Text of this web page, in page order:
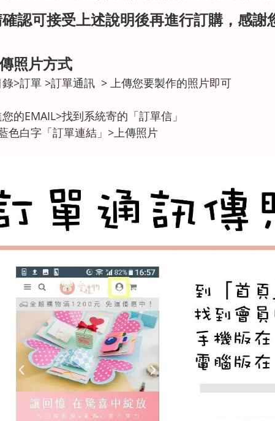
認可接受上述說明後再進行訂購，感謝
照片方式
>訂單 >訂單通訊 > 上傳您要製作的照片即可
的EMAIL>找到系統寄的「訂單信」
色白字「訂單連結」>上傳照片